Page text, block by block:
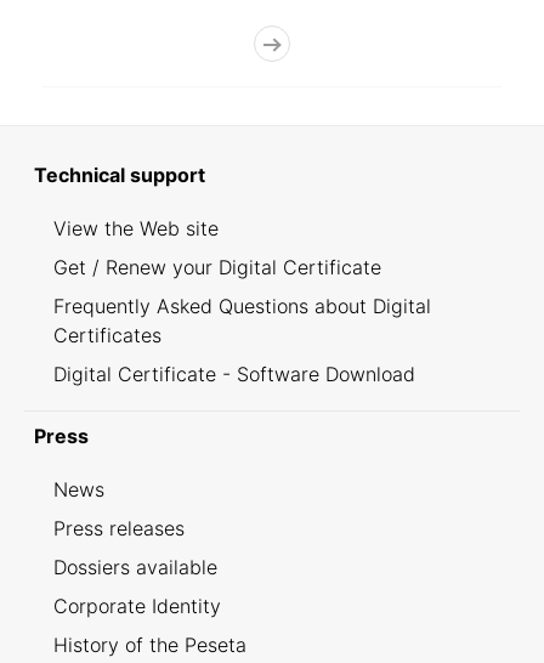
Technical support
View the Web site
Get / Renew your Digital Certificate
Frequently Asked Questions about Digital
Certificates
Digital Certificate - Software Download
Press
News
Press releases
Dossiers available
Corporate Identity
History of the Peseta